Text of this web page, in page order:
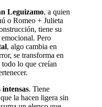
Leguizamo, a quien
o Romeo + Julieta
tiene su
Pero
, algo cambia en
se transforma en
lo que creían
intensas. Tiene
que la hacen ligera sin